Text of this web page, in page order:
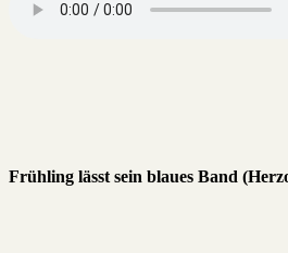
Frühling lässt sein blaues Band